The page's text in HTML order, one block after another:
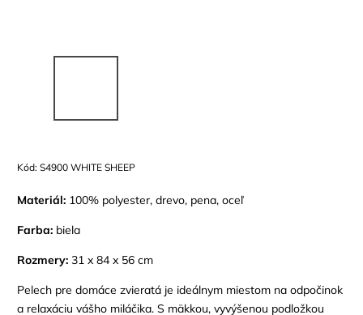
Kód: S4900 WHITE SHEEP
Materiál: 100% polyester, drevo, pena, oceľ
Farba: biela
Rozmery: 31 x 84 x 56 cm
Pelech pre domáce zvieratá je ideálnym miestom na odpočinok
a relaxáciu vášho miláčika. S mäkkou, vyvýšenou podložkou